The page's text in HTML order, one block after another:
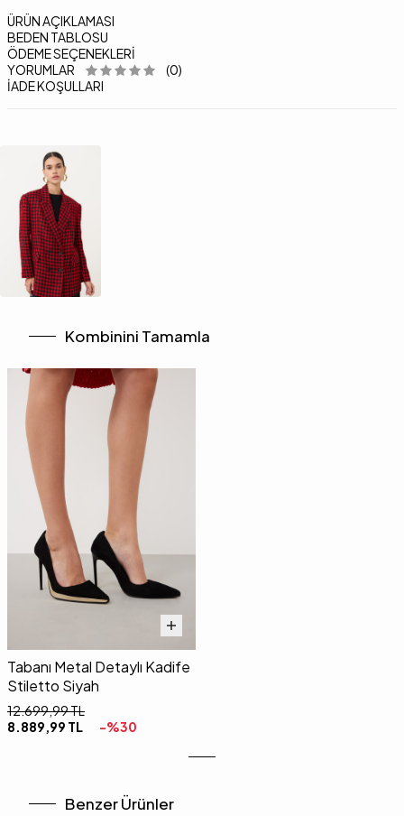
ÜRÜN AÇIKLAMASI
BEDEN TABLOSU
ÖDEME SEÇENEKLERI
YORUMLAR
(0)
İADE KOŞULLARI
Kombinini Tamamla
Tabanı Metal Detaylı Kadife
Stiletto Siyah
12.699,99TL
8.889,99 TL -%30
Benzer Ürünler